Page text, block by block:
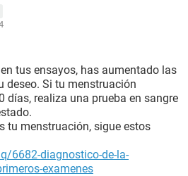
tus ensayos, has aumentado las
deseo. Si tu menstruación
días, realiza una prueba en sangre
tu menstruación, sigue estos
6682-diagnostico-de-la-
examenes